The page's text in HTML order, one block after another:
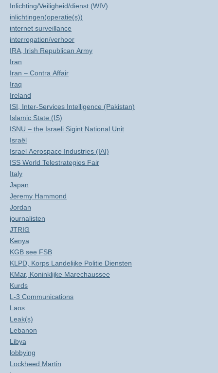
Inlichting/Veiligheid/dienst (WIV)
inlichtingen(operatie(s))
internet surveillance
interrogation/verhoor
IRA, Irish Republican Army
Iran
Iran – Contra Affair
Iraq
Ireland
ISI, Inter-Services Intelligence (Pakistan)
Islamic State (IS)
ISNU – the Israeli Sigint National Unit
Israël
Israel Aerospace Industries (IAI)
ISS World Telestrategies Fair
Italy
Japan
Jeremy Hammond
Jordan
journalisten
JTRIG
Kenya
KGB see FSB
KLPD, Korps Landelijke Politie Diensten
KMar, Koninklijke Marechaussee
Kurds
L-3 Communications
Laos
Leak(s)
Lebanon
Libya
lobbying
Lockheed Martin